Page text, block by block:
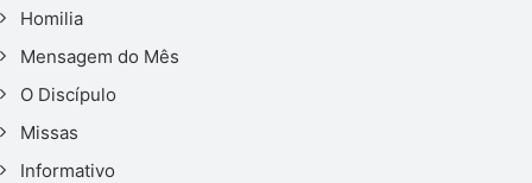
Homilia
Mensagem do Mês
O Discípulo
Missas
Informativo